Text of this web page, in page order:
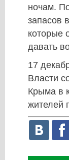
ночам.
запасов
которые
давать
17
Власти
Крыма в
жителей